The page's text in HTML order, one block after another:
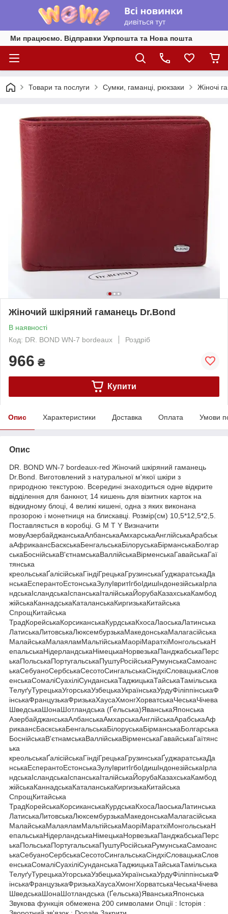
Ми працюємо. Відправки Укрпошта та Нова пошта
Товари та послуги Сумки, гаманці, рюкзаки Жіночі
Жіночий шкіряний гаманець Dr.Bond
В наявності
Код: DR. BOND WN-7 bordeaux
Роздріб
966 ₴
Купити
Опис Характеристики Доставка Оплата Умови
Опис
DR. BOND WN-7 bordeaux-red Жіночий шкіряний гаманець
Dr.Bond. Виготовлений з натуральної м'якої шкіри з
природною текстурою. Всередині знаходиться одне відкрите
відділення для банкнот, 14 кишень для візитних карток на
відкидному блоці, 4 великі кишені, одна з яких виконана
прозорою і монетниця на блискавці. Розмір(см) 10,5*12,5*2,5.
Поставляється в коробці. G M T Y Визначити
мовуАзербайджанськаАлбанськаАмхарськаАнглійськаАрабськ
аАфрикаансБаскськаБенгальськаБілоруськаБірманськаБолгар
ськаБоснійськаВ'єтнамськаВаллійськаВірменськаГавайськаГаї
тянська
креольськаҐалісійськаГіндіГрецькаГрузинськаҐуджаратськаДа
нськаЕсперантоЕстонськаЗулуІвритІгбоІдишІндонезійськаІрла
ндськаІсландськаІспанськаІталійськаЙорубаКазахськаКамбод
жійськаКаннадськаКаталанськаКиргизькаКитайська
СпрощКитайська
ТрадКорейськаКорсиканськаКурдськаКхосаЛаоськаЛатинська
ЛатиськаЛитовськаЛюксембурзькаМакедонськаМалагасійська
МалайськаМалаяламМальтійськаМаоріМаратхіМонгольськаН
епальськаНідерландськаНімецькаНорвезькаПанджабськаПерс
ькаПольськаПортугальськаПуштуРосійськаРумунськаСамоанс
ькаСебуаноСербськаСесотоСингальськаСіндхіСловацькаСлов
енськаСомаліСуахіліСунданськаТаджицькаТайськаТамільська
ТелуґуТурецькаУгорськаУзбецькаУкраїнськаУрдуФіліппінськаФ
інськаФранцузькаФризькаХаусаХмонгХорватськаЧеськаЧічева
ШведськаШонаШотландська (Ґельська)ЯванськаЯпонська
АзербайджанськаАлбанськаАмхарськаАнглійськаАрабськаАф
рикаансБаскськаБенгальськаБілоруськаБірманськаБолгарська
БоснійськаВ'єтнамськаВаллійськаВірменськаГавайськаГаїтянс
ька
креольськаҐалісійськаГіндіГрецькаГрузинськаҐуджаратськаДа
нськаЕсперантоЕстонськаЗулуІвритІгбоІдишІндонезійськаІрла
ндськаІсландськаІспанськаІталійськаЙорубаКазахськаКамбод
жійськаКаннадськаКаталанськаКиргизькаКитайська
СпрощКитайська
ТрадКорейськаКорсиканськаКурдськаКхосаЛаоськаЛатинська
ЛатиськаЛитовськаЛюксембурзькаМакедонськаМалагасійська
МалайськаМалаяламМальтійськаМаоріМаратхіМонгольськаН
епальськаНідерландськаНімецькаНорвезькаПанджабськаПерс
ькаПольськаПортугальськаПуштуРосійськаРумунськаСамоанс
ькаСебуаноСербськаСесотоСингальськаСіндхіСловацькаСлов
енськаСомаліСуахіліСунданськаТаджицькаТайськаТамільська
ТелуґуТурецькаУгорськаУзбецькаУкраїнськаУрдуФіліппінськаФ
інськаФранцузькаФризькаХаусаХмонгХорватськаЧеськаЧічева
ШведськаШонаШотландська (Ґельська)ЯванськаЯпонська
Звукова функція обмежена 200 символами Опції : Історія :